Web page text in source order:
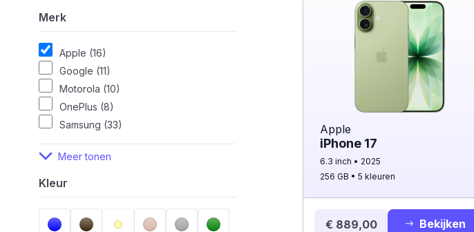
Merk
Apple (16)
Google (11)
Motorola (10)
OnePlus (8)
Samsung (33)
Meer tonen
Kleur
Apple
iPhone 17
6.3 inch
2025
256 GB
5 kleuren
€ 889,00 Bekijken